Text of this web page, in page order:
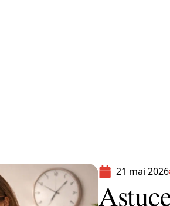
21 mai 2026